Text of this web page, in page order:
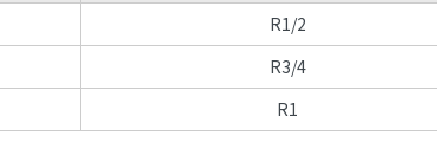
R1/2
R3/4
R1